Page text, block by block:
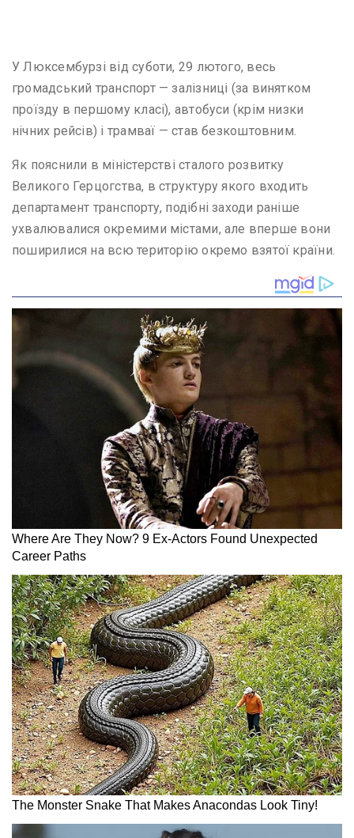
У Люксембурзі від суботи, 29 лютого, весь
громадський транспорт — залізниці (за винятком
проїзду в першому класі), автобуси (крім низки
нічних рейсів) і трамваї — став безкоштовним.
Як пояснили в міністерстві сталого розвитку
Великого Герцогства, в структуру якого входить
департамент транспорту, подібні заходи раніше
ухвалювалися окремими містами, але вперше вони
поширилися на всю територію окремо взятої країни.